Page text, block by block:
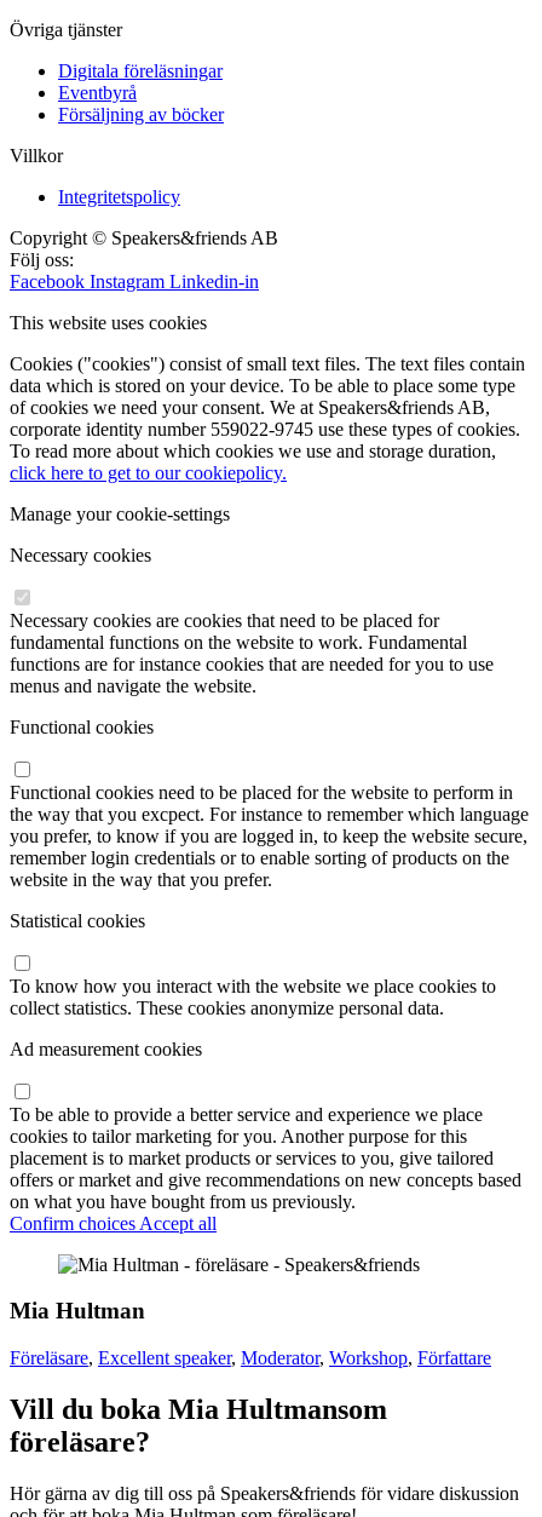
Övriga tjänster
Digitala föreläsningar
Eventbyrå
Försäljning av böcker
Villkor
Integritetspolicy
Copyright © Speakers&friends AB
Följ oss:
Facebook Instagram Linkedin-in
This website uses cookies
Cookies ("cookies") consist of small text files. The text files contain
data which is stored on your device. To be able to place some type
of cookies we need your consent. We at Speakers&friends AB,
corporate identity number 559022-9745 use these types of cookies.
To read more about which cookies we use and storage duration,
click here to get to our cookiepolicy.
Manage your cookie-settings
Necessary cookies
Necessary cookies are cookies that need to be placed for
fundamental functions on the website to work. Fundamental
functions are for instance cookies that are needed for you to use
menus and navigate the website.
Functional cookies
Functional cookies need to be placed for the website to perform in
the way that you excpect. For instance to remember which language
you prefer, to know if you are logged in, to keep the website secure,
remember login credentials or to enable sorting of products on the
website in the way that you prefer.
Statistical cookies
To know how you interact with the website we place cookies to
collect statistics. These cookies anonymize personal data.
Ad measurement cookies
To be able to provide a better service and experience we place
cookies to tailor marketing for you. Another purpose for this
placement is to market products or services to you, give tailored
offers or market and give recommendations on new concepts based
on what you have bought from us previously.
Confirm choices Accept all
Mia Hultman
Föreläsare, Excellent speaker, Moderator, Workshop, Författare
Vill du boka Mia Hultmansom
föreläsare?
Hör gärna av dig till oss på Speakers&friends för vidare diskussion